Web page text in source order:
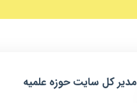
مدیر کل سایت حوزه علمیه